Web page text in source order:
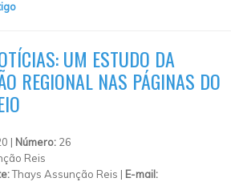
UM ESTUDO DA
REGIONAL NAS PÁGINAS DO
| Número: 26
Reis
Thays Assunção Reis | E-mail: